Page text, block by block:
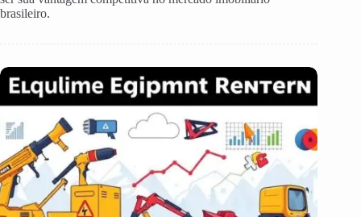
brasileiro.